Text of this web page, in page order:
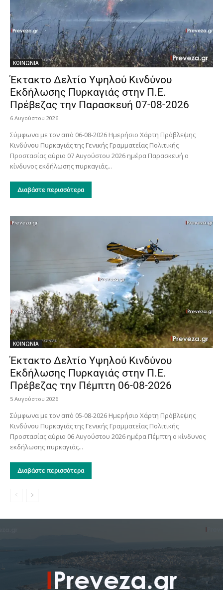
ΚΟΙΝΩΝΙΑ
Έκτακτο Δελτίο Υψηλού Κινδύνου
Εκδήλωσης Πυρκαγιάς στην Π.Ε.
Πρέβεζας την Παρασκευή 07-08-2026
6 Αυγούστου 2026
Σύμφωνα με τον από 06-08-2026 Ημερήσιο Χάρτη Πρόβλεψης
Κινδύνου Πυρκαγιάς της Γενικής Γραμματείας Πολιτικής
Προστασίας αύριο 07 Αυγούστου 2026 ημέρα Παρασκευή ο
κίνδυνος εκδήλωσης πυρκαγιάς...
Διαβάστε περισσότερα
ΚΟΙΝΩΝΙΑ
Έκτακτο Δελτίο Υψηλού Κινδύνου
Εκδήλωσης Πυρκαγιάς στην Π.Ε.
Πρέβεζας την Πέμπτη 06-08-2026
5 Αυγούστου 2026
Σύμφωνα με τον από 05-08-2026 Ημερήσιο Χάρτη Πρόβλεψης
Κινδύνου Πυρκαγιάς της Γενικής Γραμματείας Πολιτικής
Προστασίας αύριο 06 Αυγούστου 2026 ημέρα Πέμπτη ο κίνδυνος
εκδήλωσης πυρκαγιάς...
Διαβάστε περισσότερα